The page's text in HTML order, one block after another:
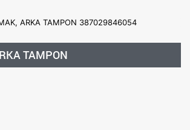
ARKA TAMPON 387029846054
TAMPON